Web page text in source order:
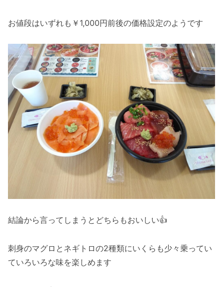
お値段はいずれも￥1,000円前後の価格設定のようです
結論から言ってしまうとどちらもおいしい👍
刺身のマグロとネギトロの2種類にいくらも少々乗ってい
ていろいろな味を楽しめます